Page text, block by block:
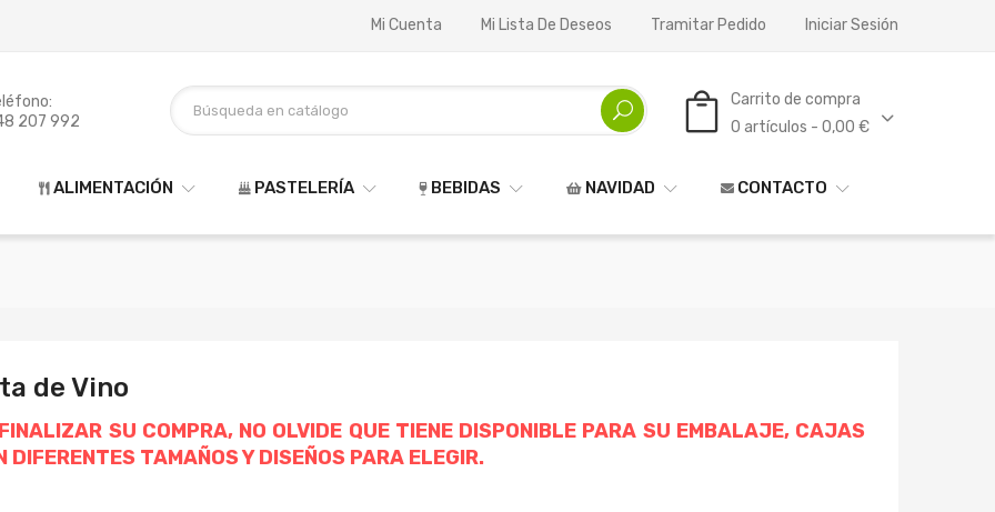
Mi Cuenta Mi Lista De Deseos Tramitar Pedido Iniciar Sesión
Carrito de compra
0 artículos - 0,00 €
207 992
ALIMENTACIÓN PASTELERÍA BEBIDAS NAVIDAD CONTACTO
de Vino
SU COMPRA, NO OLVIDE QUE TIENE DISPONIBLE PARA SU EMBALAJE, CAJAS
DIFERENTES TAMAÑOS Y DISEÑOS PARA ELEGIR.